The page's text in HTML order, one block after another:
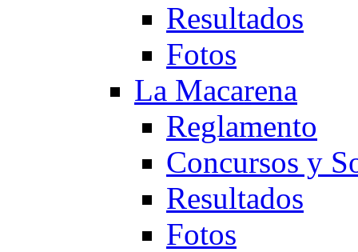
Resultados
Fotos
La Macarena
Reglamento
Concursos y
Resultados
Fotos